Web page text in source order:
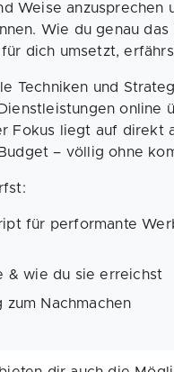
Weise anzusprechen
Wie du genau
dich umsetzt,
Techniken und
online
Fokus liegt auf direkt
– völlig ohne
für performante
& wie du sie erreichst
Nachmachen